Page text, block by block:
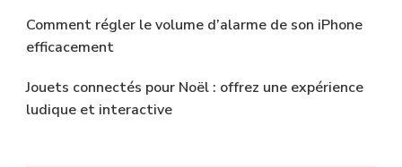
Comment régler le volume d’alarme de son iPhone
efficacement
Jouets connectés pour Noël : offrez une expérience
ludique et interactive